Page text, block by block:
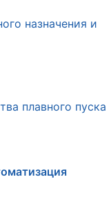
назначения и
плавного пуска